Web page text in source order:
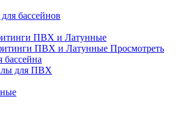
бассейнов
ПВХ и Латунные
ПВХ и Латунные Просмотреть
для ПВХ